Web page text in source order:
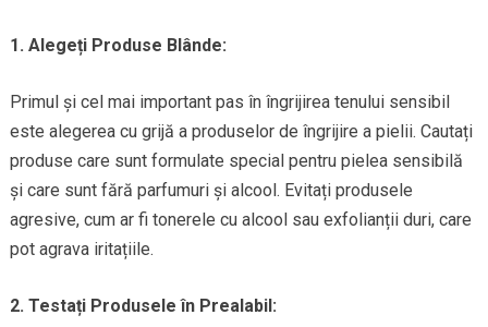
1. Alegeți Produse Blânde:
Primul și cel mai important pas în îngrijirea tenului sensibil
este alegerea cu grijă a produselor de îngrijire a pielii. Cautați
produse care sunt formulate special pentru pielea sensibilă
și care sunt fără parfumuri și alcool. Evitați produsele
agresive, cum ar fi tonerele cu alcool sau exfolianții duri, care
pot agrava iritațiile.
2. Testați Produsele în Prealabil: